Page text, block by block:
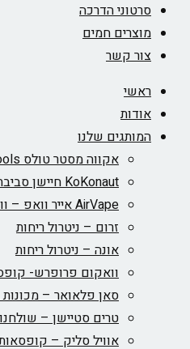
סרטוני הדרכה
מוצרים חמים
צור קשר
ראשי
אודות
המותגים שלנו
אקווה מסטר טולס Aqua Master tools
KoKonaut חיישן סביבתי
AirVape אייר וואפ – וופורייזר
זרום – ניטרול ריחות
אונה – ניטרול ריחות
וואקום פרופרש-
סאן פלאואר – מכונות
טרים סטיישן –
אוויל סליק –